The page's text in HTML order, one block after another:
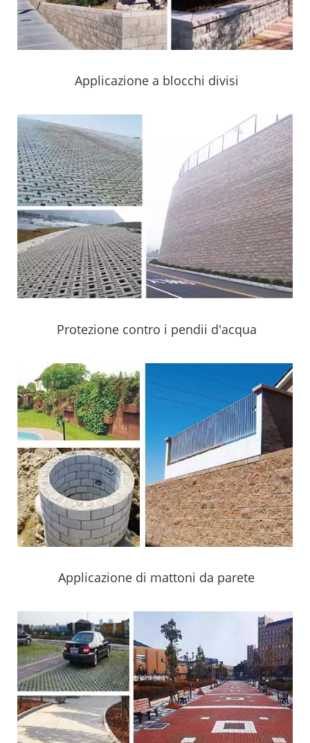
Applicazione a blocchi divisi
Protezione contro i pendii d'acqua
Applicazione di mattoni da parete